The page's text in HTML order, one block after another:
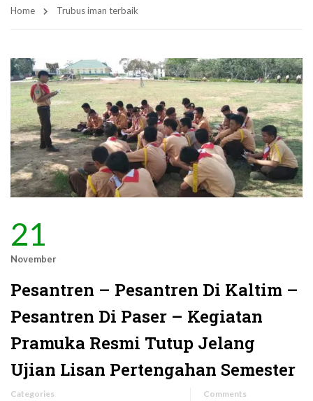
Home Trubus iman terbaik
21
November
Pesantren – Pesantren Di Kaltim –
Pesantren Di Paser – Kegiatan
Pramuka Resmi Tutup Jelang
Ujian Lisan Pertengahan Semester
Categories
Comments